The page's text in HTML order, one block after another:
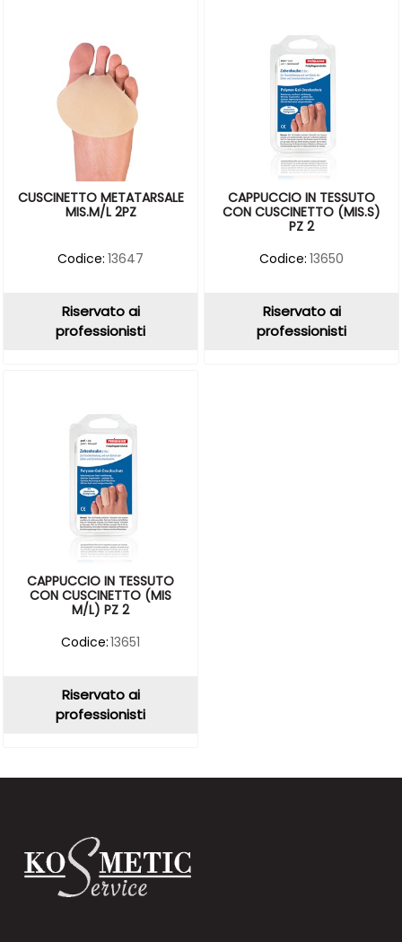
CUSCINETTO METATARSALE
MIS.M/L 2PZ
Codice: 13647
Riservato ai
professionisti
CAPPUCCIO IN TESSUTO
CON CUSCINETTO (MIS.S)
PZ 2
Codice: 13650
Riservato ai
professionisti
CAPPUCCIO IN TESSUTO
CON CUSCINETTO (MIS
M/L) PZ 2
Codice:13651
Riservato ai
professionisti